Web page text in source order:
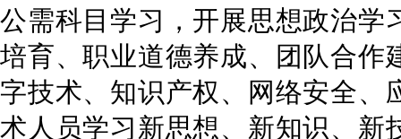
公需科目学习，开展思想政治学
培育、职业道德养成、团队合作
字技术、知识产权、网络安全、
术人员学习新思想、新知识、新